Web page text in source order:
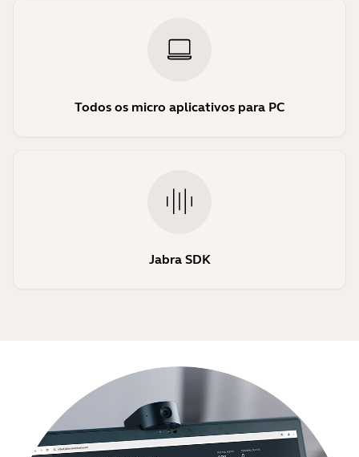
Todos os micro aplicativos para PC
Jabra SDK